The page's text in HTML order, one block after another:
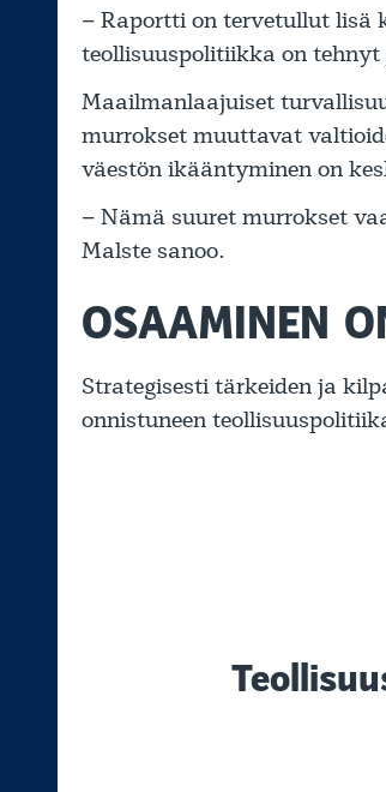
– Raportti on tervetullut lisä
teollisuuspolitiikka on tehnyt
Maailmanlaajuiset
murrokset muuttavat
väestön ikääntyminen on
– Nämä suuret murrokset
Malste sanoo.
OSAAMINEN
Strategisesti tärkeiden ja
onnistuneen